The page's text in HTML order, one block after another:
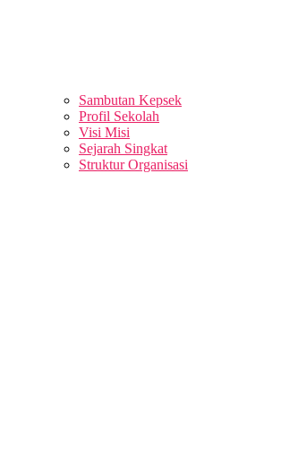
Sambutan Kepsek
Profil Sekolah
Visi Misi
Sejarah Singkat
Struktur Organisasi